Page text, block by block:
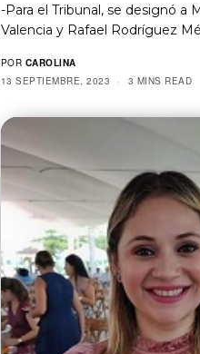
-Para el Tribunal, se designó a
Valencia y Rafael Rodríguez
POR CAROLINA
13 SEPTIEMBRE, 2023
3 MINS READ